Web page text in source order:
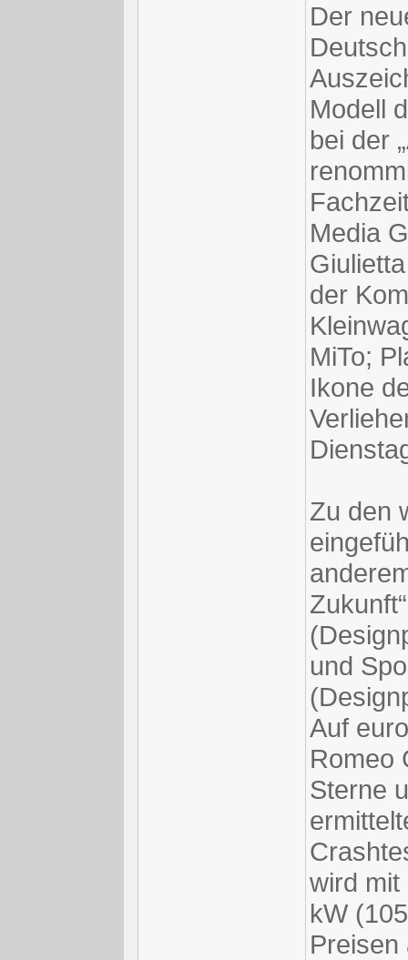
Der
Modell
bei der
Media
der
MiTo;
Ikone
Zu den
und
Auf
Romeo
Sterne
wird mit
kW
Preisen